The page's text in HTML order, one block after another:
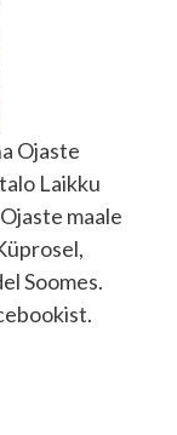
Ojaste
Laikku
maale
Soomes.